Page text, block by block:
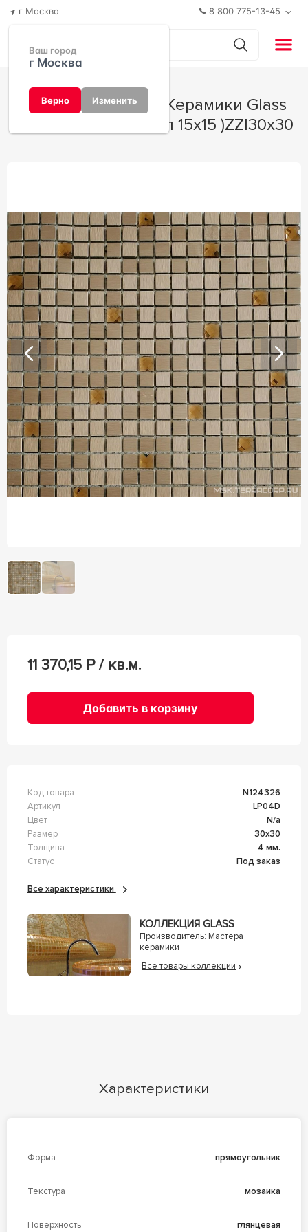
г Москва
Ваш город
г Москва
Верно Изменить
8 800 775-13-45
Мозаика LP04D (чип 15х15 )ZZ|30х30
11 370,15 Р / кв.м.
Добавить в корзину
Код товара
n124326
Артикул
LP04D
Цвет
n/a
Размер
30x30
Толщина
4 мм.
Статус
Под заказ
Все характеристики
КОЛЛЕКЦИЯ GLASS
Производитель: Мастера
керамики
Все товары коллекции
Характеристики
Форма прямоугольник
Текстура мозаика
Поверхность глянцевая